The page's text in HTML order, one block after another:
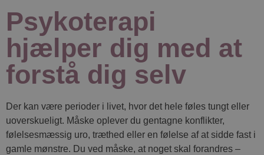
Psykoterapi
hjælper dig med at
forstå dig selv
Der kan være perioder i livet, hvor det hele føles tungt eller
uoverskueligt. Måske oplever du gentagne konflikter,
følelsesmæssig uro, træthed eller en følelse af at sidde fast i
gamle mønstre. Du ved måske, at noget skal forandres –